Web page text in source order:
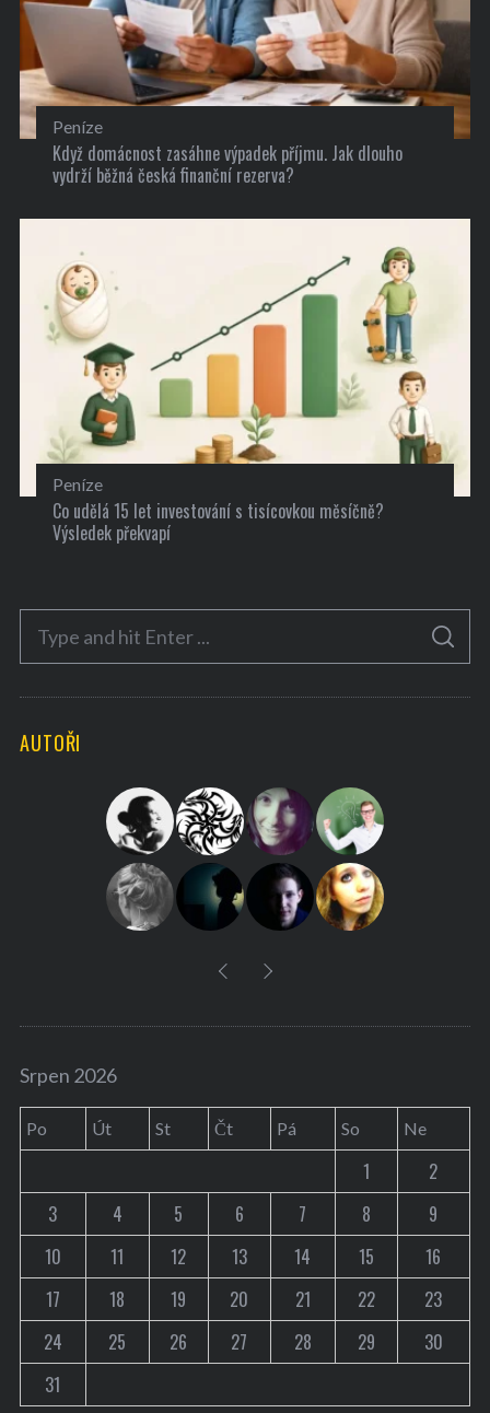
Peníze
Když domácnost zasáhne výpadek příjmu. Jak dlouho
vydrží běžná česká finanční rezerva?
Peníze
Co udělá 15 let investování s tisícovkou měsíčně?
Výsledek překvapí
c
S
A
C
AUTOŘI
Srpen 2026
Po Út St Čt Pá So Ne
1
2
3
4 5 6 7 8
9
10
11 12 13 14 15
16
17
18 19 20 21 22
23
24
25 26 27 28 29
30
31